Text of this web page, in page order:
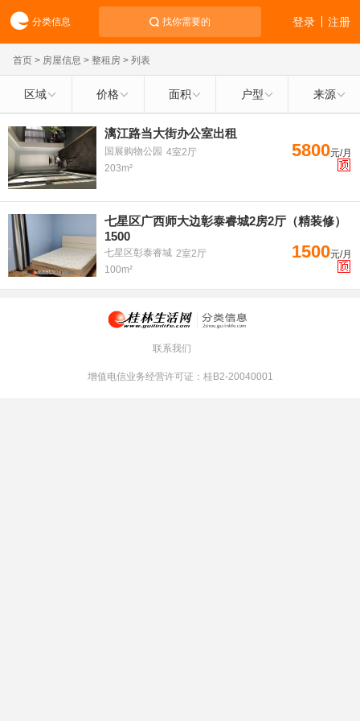
分类信息 找你需要的 注册
登录
首页 > 房屋信息 > 整租房 > 列表
区域 价格 面积 户型 来源
漓江路当大街办公室出租
国展购物公园 4室2厅
203m²
5800元/月
七星区广西师大边彰泰睿城2房2厅（精装修）
1500
七星区彰泰睿城 2室2厅
100m²
1500元/月
联系我们
增值电信业务经营许可证：桂B2-20040001